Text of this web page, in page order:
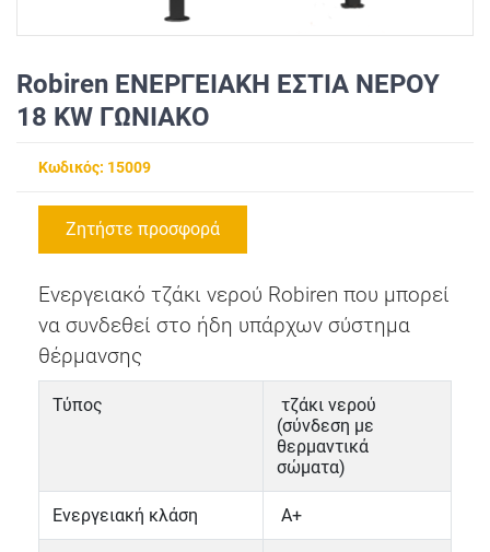
Robiren ΕΝΕΡΓΕΙΑΚΗ ΕΣΤΙΑ ΝΕΡΟΥ
18 KW ΓΩΝΙΑΚΟ
Κωδικός: 15009
Ζητήστε προσφορά
Ενεργειακό τζάκι νερού Robiren που μπορεί
να συνδεθεί στο ήδη υπάρχων σύστημα
θέρμανσης
Τύπος
τζάκι νερού
(σύνδεση με
θερμαντικά
σώματα)
Ενεργειακή κλάση Α+